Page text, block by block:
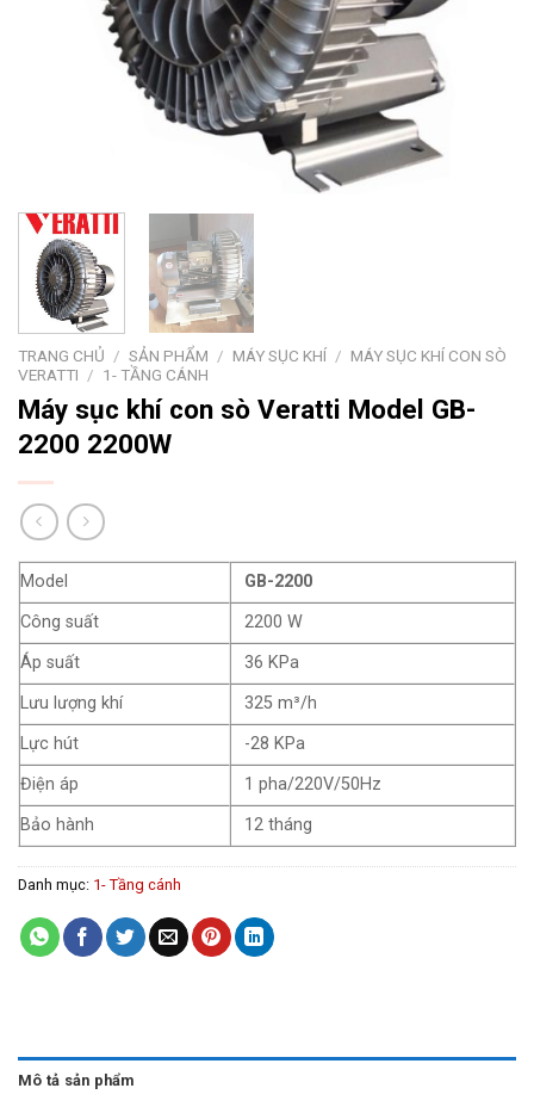
TRANG CHỦ / SẢN PHẨM / MÁY SỤC KHÍ / MÁY SỤC KHÍ CON SÒ
VERATTI / 1- TẦNG CÁNH
Máy sục khí con sò Veratti Model GB-
2200 2200W
Model
GB-2200
Công suất
2200 W
Áp suất
36 KPa
Lưu lượng khí
325 m³/h
Lực hút
-28 KPa
Điện áp
1 pha/220V/50Hz
Bảo hành
12 tháng
Danh mục: 1- Tầng cánh
Mô tả sản phẩm